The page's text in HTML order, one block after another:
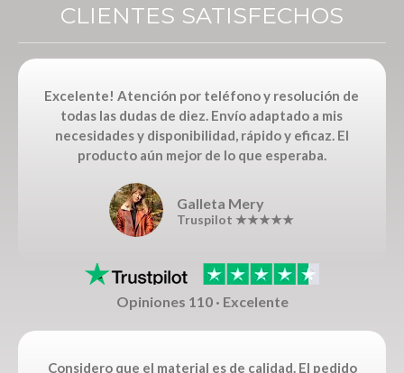
CLIENTES SATISFECHOS
Excelente! Atención por teléfono y resolución de
todas las dudas de diez. Envío adaptado a mis
necesidades y disponibilidad, rápido y eficaz. El
producto aún mejor de lo que esperaba.
Galleta Mery
Truspilot ★★★★★
Opiniones 110 · Excelente
Considero que el material es de calidad. El pedido